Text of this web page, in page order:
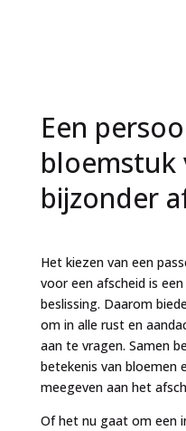
Een
bloemstuk
bijzonder
Het kiezen van een
voor een afscheid is
beslissing. Daarom
om in alle rust en
aan te vragen. Samen
betekenis van bloemen
meegeven aan het
Of het nu gaat om een